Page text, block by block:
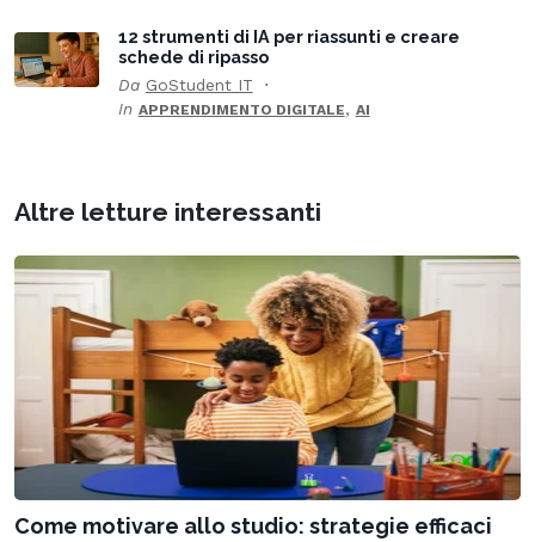
12 strumenti di IA per riassunti e creare
schede di ripasso
Da GoStudent IT
In APPRENDIMENTO DIGITALE, AI
Altre letture interessanti
Come motivare allo studio: strategie efficaci